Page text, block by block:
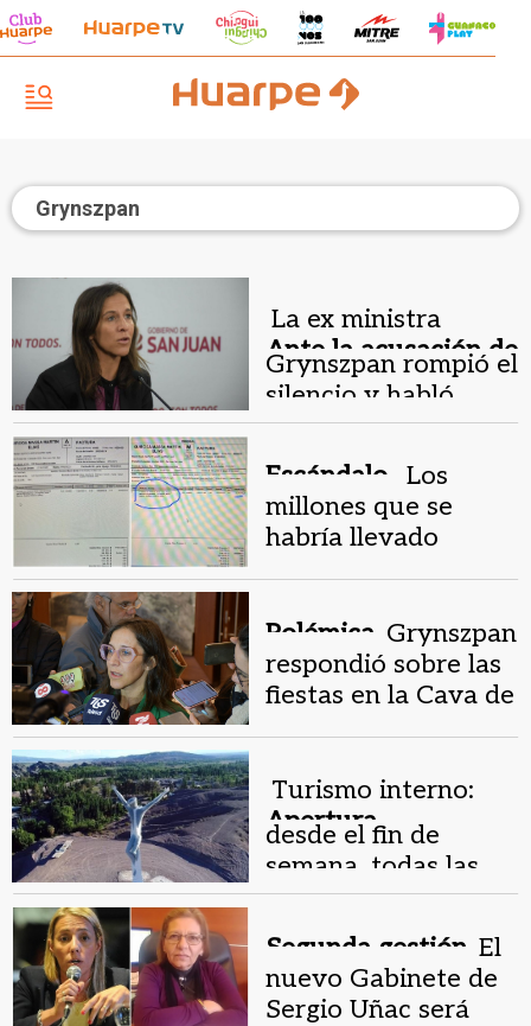
Grynszpan
Ante la acusación de
falso testimonio.
La ex ministra
Grynszpan rompió el
silencio y habló
sobre el caso Lucía
Rubiño
Escándalo .
Los
millones que se
habría llevado
Grynszpan por traer
artistas a la FNS
Polémica. Grynszpan
respondió sobre las
fiestas en la Cava de
Apertura
económica.
Turismo interno:
desde el fin de
semana, todas las
miradas en
Segunda gestión. El
nuevo Gabinete de
Sergio Uñac será